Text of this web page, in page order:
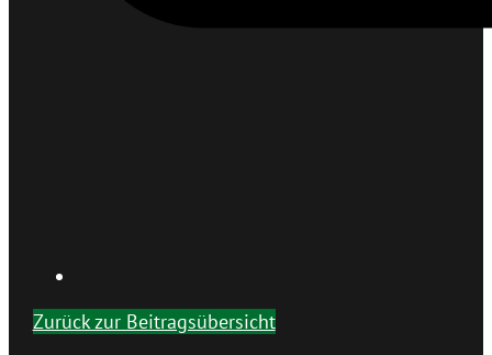
Zurück zur Beitragsübersicht